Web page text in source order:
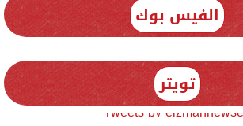
الفيس بوك
تويتر
Tweets by